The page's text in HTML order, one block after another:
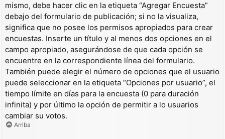
mismo, debe hacer clic en la etiqueta “Agregar Encuesta”
debajo del formulario de publicación; si no la visualiza,
significa que no posee los permisos apropiados para crear
encuestas. Inserte un título y al menos dos opciones en el
campo apropiado, asegurándose de que cada opción se
encuentre en la correspondiente línea del formulario.
También puede elegir el número de opciones que el usuario
puede seleccionar en la etiqueta “Opciones por usuario”, el
tiempo límite en días para la encuesta (0 para duración
infinita) y por último la opción de permitir a lo usuarios
cambiar su votos.
Arriba